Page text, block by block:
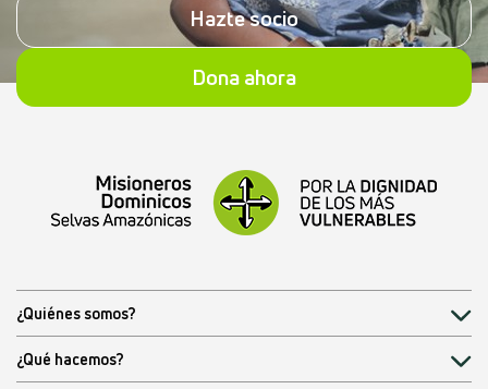
Hazte socio
Dona ahora
¿Quiénes somos?
¿Qué hacemos?